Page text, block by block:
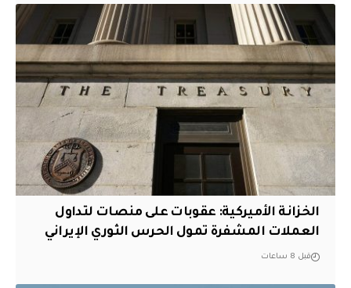
الخزانة الأميركية: عقوبات على منصات لتداول
العملات المشفرة تمول الحرس الثوري الإيراني
قبل 8 ساعات